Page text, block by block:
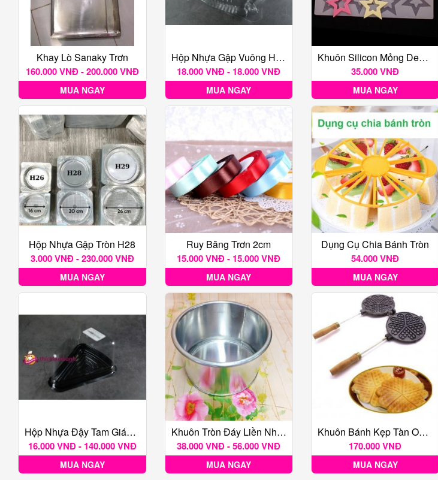
Khay Lò Sanaky Trơn
160.000 VNĐ - 200.000 VNĐ
MUA NGAY
Hộp Nhựa Gập Vuông H129
18.000 VNĐ - 18.000 VNĐ
MUA NGAY
Khuôn Silicon Mỏng Decor 8 Ngôi Sao Rỗng
35.000 VNĐ
MUA NGAY
Hộp Nhựa Gập Tròn H28
3.000 VNĐ - 230.000 VNĐ
MUA NGAY
Ruy Băng Trơn 2cm
15.000 VNĐ - 15.000 VNĐ
MUA NGAY
Dụng Cụ Chia Bánh Tròn
54.000 VNĐ
MUA NGAY
Hộp Nhựa Đậy Tam Giác Nhọn Sandwich
16.000 VNĐ - 140.000 VNĐ
MUA NGAY
Khuôn Tròn Đáy Liền Nhiều Kích Thước
38.000 VNĐ - 56.000 VNĐ
MUA NGAY
Khuôn Bánh Kẹp Tàn Ong /hoa Nhôm Chống Dính Lớn 17.5 Cm
170.000 VNĐ
MUA NGAY